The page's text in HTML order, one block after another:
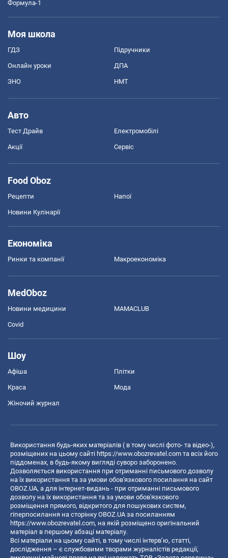
Формула-1
Моя школа
ГДЗ Підручники
Онлайн уроки ДПА
ЗНО НМТ
Авто
Тест Драйв Електромобілі
Акції Сервіс
Food Oboz
Рецепти Напої
Новини Кулінарії
Економіка
Ринки та компанії Макроекономіка
MedOboz
Новини медицини MAMACLUB
Covid
Шоу
Афіша Плітки
Краса Мода
Жіночий журнал
Використання будь-яких матеріалів ( в тому числі фото- та відео-),
розміщених на цьому сайті https://www.obozrevatel.com та всіх його
піддоменах, в будь-якому вигляді суворо заборонено.
Дозволяється використання при отриманні письмового дозволу
на їх використання та за умови обов'язкового посилання на сайт
OBOZ.UA, а для інтернет-видань - при отриманні письмового
дозволу на їх використання та за умови обов'язкового
розміщення прямого, відкритого для пошукових систем,
гіперпосилання на сторінку OBOZ.UA за посиланням
https://www.obozrevatel.com, на якій розміщено оригінальний
матеріал в першому абзаці матеріалу.
Всі матеріали на цьому сайті, в тому числі інтерв’ю, статті,
дослідження – є службовими творами журналістів редакції,